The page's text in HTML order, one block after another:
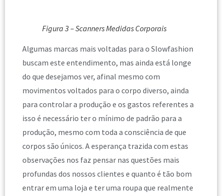
Figura 3 – Scanners Medidas Corporais
Algumas marcas mais voltadas para o Slowfashion
buscam este entendimento, mas ainda está longe
do que desejamos ver, afinal mesmo com
movimentos voltados para o corpo diverso, ainda
para controlar a produção e os gastos referentes a
isso é necessário ter o mínimo de padrão para a
produção, mesmo com toda a consciência de que
corpos são únicos. A esperança trazida com estas
observações nos faz pensar nas questões mais
profundas dos nossos clientes e quanto é tão bom
entrar em uma loja e ter uma roupa que realmente